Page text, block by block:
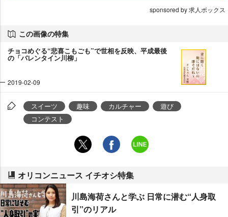
sponsored by 求人ボックス
この画像の特集
チョコめぐる“悲喜こもごも”で世相を反映、平成最後
の「バレンタイン川柳」
2019-02-09
スイーツ 趣味 カルチャー
遊び
コンテスト
オリコンニュース イチオシ特集
川島海荷さんと学ぶ 日常に潜む“人身取
引”のリアル